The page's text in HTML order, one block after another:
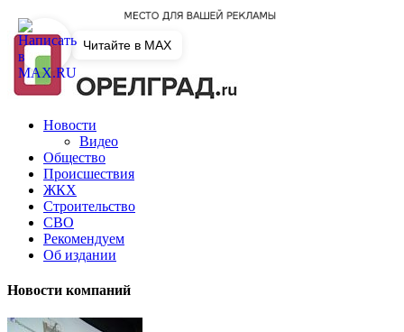
Новости
Видео
Общество
Происшествия
ЖКХ
Строительство
СВО
Рекомендуем
Об издании
Новости компаний
Читайте в MAX